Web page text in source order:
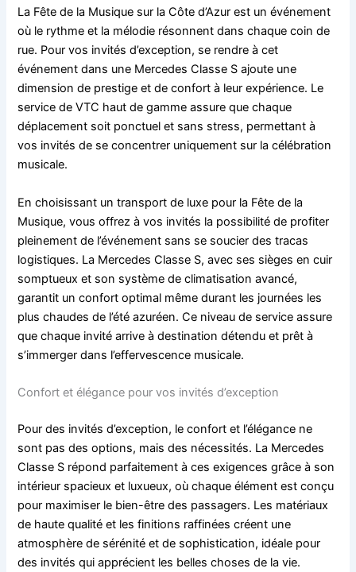
La Fête de la Musique sur la Côte d’Azur est un événement
où le rythme et la mélodie résonnent dans chaque coin de
rue. Pour vos invités d’exception, se rendre à cet
événement dans une Mercedes Classe S ajoute une
dimension de prestige et de confort à leur expérience. Le
service de VTC haut de gamme assure que chaque
déplacement soit ponctuel et sans stress, permettant à
vos invités de se concentrer uniquement sur la célébration
musicale.
En choisissant un transport de luxe pour la Fête de la
Musique, vous offrez à vos invités la possibilité de profiter
pleinement de l’événement sans se soucier des tracas
logistiques. La Mercedes Classe S, avec ses sièges en cuir
somptueux et son système de climatisation avancé,
garantit un confort optimal même durant les journées les
plus chaudes de l’été azuréen. Ce niveau de service assure
que chaque invité arrive à destination détendu et prêt à
s’immerger dans l’effervescence musicale.
Confort et élégance pour vos invités d’exception
Pour des invités d’exception, le confort et l’élégance ne
sont pas des options, mais des nécessités. La Mercedes
Classe S répond parfaitement à ces exigences grâce à son
intérieur spacieux et luxueux, où chaque élément est conçu
pour maximiser le bien-être des passagers. Les matériaux
de haute qualité et les finitions raffinées créent une
atmosphère de sérénité et de sophistication, idéale pour
des invités qui apprécient les belles choses de la vie.